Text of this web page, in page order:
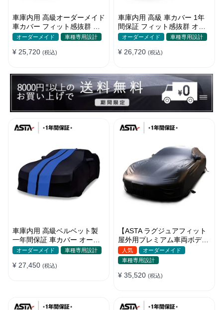
車庫内用 高級オーダーメイド
車カバー フィット感抜群 水
洗いOK 防塵防汚 傷防止 おし
オーダーメイド 車種専用設計
¥ 25,720 (税込)
車庫内用 高級 車カバー 1年
間保証 フィット感抜群 オー
ダーメイド 水洗いOK おしゃ
オーダーメイド 車種専用設計
¥ 26,720 (税込)
車庫内用 高級ベルベット製
一年間保証 車カバー オーダ
ーメイド 水洗いOK 防塵防汚
オーダーメイド 車種専用設計
¥ 27,450 (税込)
【ASTA ラグジュアフィット
屋外用プレミアム車両ボディ
カバー】オーダーメイド PU
レザー 車カバー 裏起毛 防水
防風 耐久性
人気
オーダーメイド
車種専用設計
¥ 35,520 (税込)